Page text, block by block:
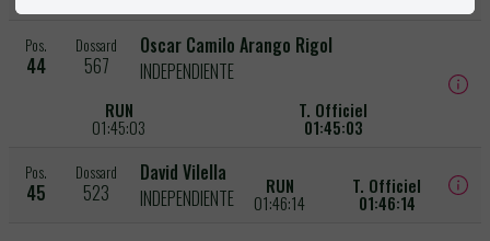
Pos.
44
Dossard
567
Oscar Camilo Arango Rigol
INDEPENDIENTE
RUN
01:45:03
T. Officiel
01:45:03
Pos.
45
Dossard
523
David Vilella
INDEPENDIENTE
RUN
01:46:14
T. Officiel
01:46:14